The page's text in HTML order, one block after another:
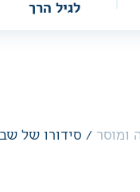
לגיל הרך
ומוסר / סידורו של